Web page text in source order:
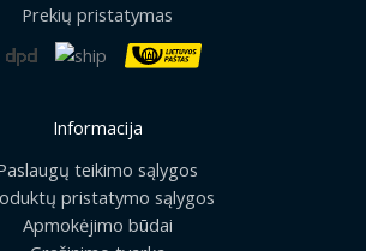
Prekių pristatymas
Informacija
teikimo sąlygos
pristatymo sąlygos
Apmokėjimo būdai